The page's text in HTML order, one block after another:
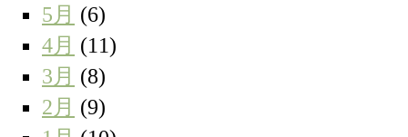
5月 (6)
4月 (11)
3月 (8)
2月 (9)